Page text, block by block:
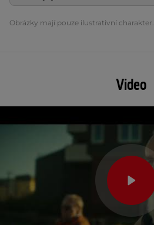
Obrázky mají pouze ilustrativní charakter.
Video